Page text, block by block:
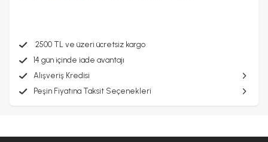
2500 TL ve üzeri ücretsiz kargo
14 gün içinde iade avantajı
Alışveriş Kredisi
Peşin Fiyatına Taksit Seçenekleri